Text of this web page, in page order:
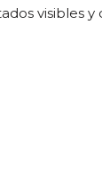
visibles y